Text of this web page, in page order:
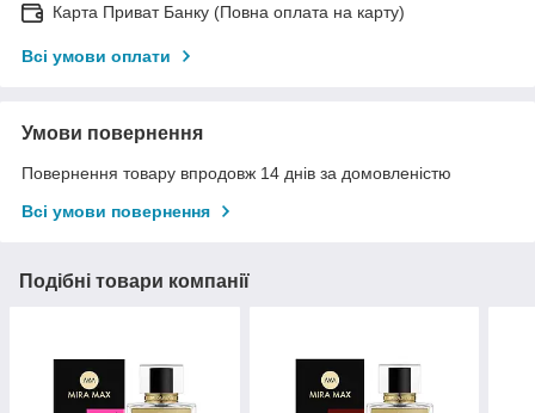
Карта Приват Банку (Повна оплата на карту)
Всі умови оплати
Умови повернення
Повернення товару впродовж 14 днів за домовленістю
Всі умови повернення
Подібні товари компанії